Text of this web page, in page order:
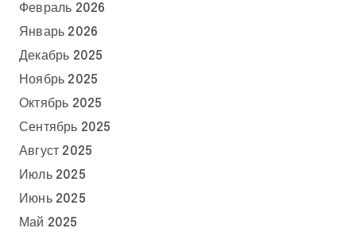
Февраль 2026
Январь 2026
Декабрь 2025
Ноябрь 2025
Октябрь 2025
Сентябрь 2025
Август 2025
Июль 2025
Июнь 2025
Май 2025